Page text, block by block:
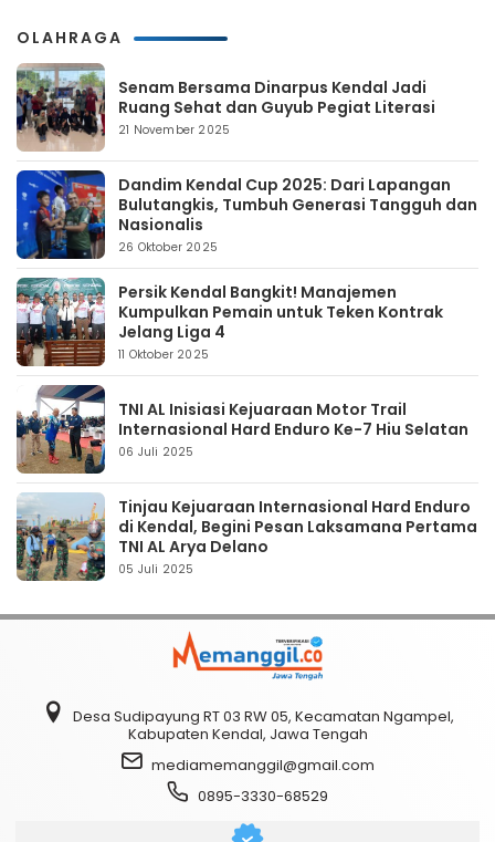
OLAHRAGA
Senam Bersama Dinarpus Kendal Jadi
Ruang Sehat dan Guyub Pegiat Literasi
21 November 2025
Dandim Kendal Cup 2025: Dari Lapangan
Bulutangkis, Tumbuh Generasi Tangguh dan
Nasionalis
26 Oktober 2025
Persik Kendal Bangkit! Manajemen
Kumpulkan Pemain untuk Teken Kontrak
Jelang Liga 4
11 Oktober 2025
TNI AL Inisiasi Kejuaraan Motor Trail
Internasional Hard Enduro Ke-7 Hiu Selatan
06 Juli 2025
Tinjau Kejuaraan Internasional Hard Enduro
di Kendal, Begini Pesan Laksamana Pertama
TNI AL Arya Delano
05 Juli 2025
Desa Sudipayung RT 03 RW 05, Kecamatan Ngampel,
Kabupaten Kendal, Jawa Tengah
mediamemanggil@gmail.com
0895-3330-68529